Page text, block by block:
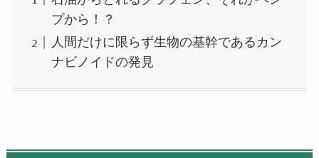
プから！？
人間だけに限らず生物の基幹であるカン
ナビノイドの発見